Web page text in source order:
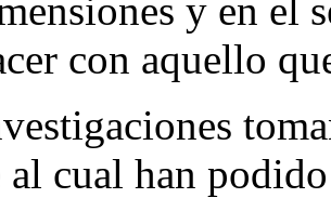
y en el
con aquello
al cual han